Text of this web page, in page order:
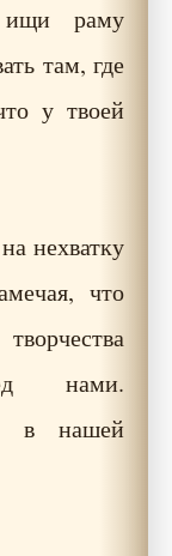
раму
там, где
у твоей
нехватку
что
нами.
в нашей